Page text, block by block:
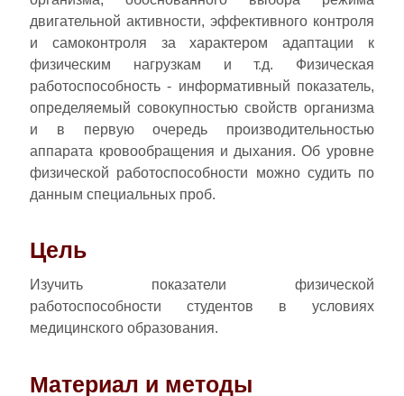
двигательной активности, эффективного контроля
и самоконтроля за характером адаптации к
физическим нагрузкам и т.д. Физическая
работоспособность - информативный показатель,
определяемый совокупностью свойств организма
и в первую очередь производительностью
аппарата кровообращения и дыхания. Об уровне
физической работоспособности можно судить по
данным специальных проб.
Цель
Изучить показатели физической
работоспособности студентов в условиях
медицинского образования.
Материал и методы